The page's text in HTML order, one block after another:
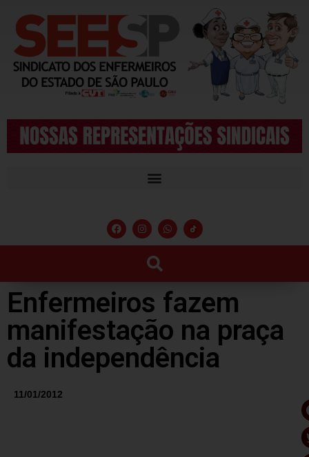
Enfermeiros fazem
manifestação na praça
da independência
11/01/2012